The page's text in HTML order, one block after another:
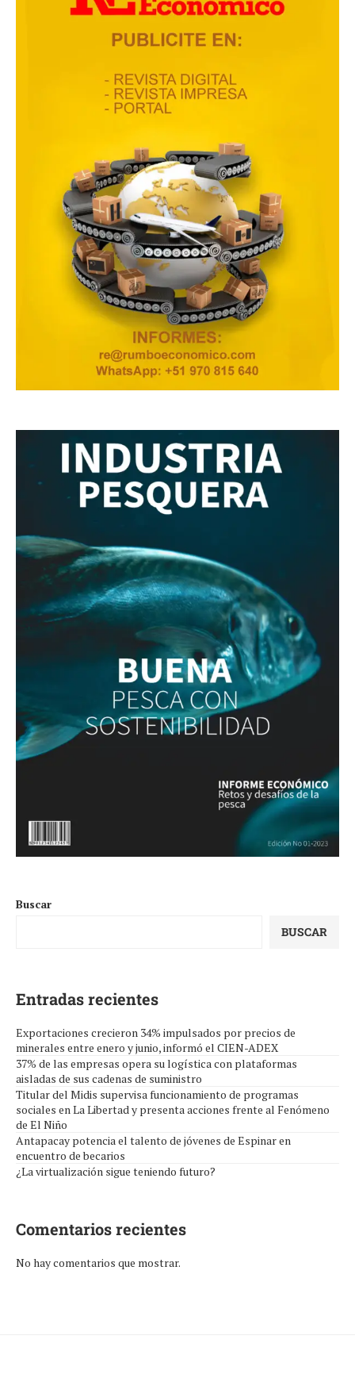
Buscar
BUSCAR
Entradas recientes
Exportaciones crecieron 34% impulsados por precios de
minerales entre enero y junio, informó el CIEN-ADEX
37% de las empresas opera su logística con plataformas
aisladas de sus cadenas de suministro
Titular del Midis supervisa funcionamiento de programas
sociales en La Libertad y presenta acciones frente al Fenómeno
de El Niño
Antapacay potencia el talento de jóvenes de Espinar en
encuentro de becarios
¿La virtualización sigue teniendo futuro?
Comentarios recientes
No hay comentarios que mostrar.